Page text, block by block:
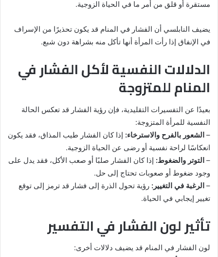
مستقرة أو قلق من أمر ما في الحياة الزوجية.
يضيف النابلسي أن الفشار في المنام قد يكون تحذيرًا من الإسراف
في الإنفاق إذا رأت المرأة أنها تأكل منه بشراهة دون شبع.
الدلالات النفسية لأكل الفشار في
المنام للمتزوجة
بعيدًا عن التفسيرات التقليدية، فإن رؤية الفشار قد تعكس الحالة
النفسية للمرأة المتزوجة:
– الشعور بالفرح والاسترخاء: إذا كان الفشار طيب المذاق، فقد يكون
انعكاسًا لراحة نفسية أو رضى عن الحياة الزوجية.
– التوتر والضغوط: إذا كان الفشار صلبًا أو صعب الأكل، فقد يدل على
وجود ضغوط أو صعوبات تحتاج إلى حل.
– الرغبة في التغيير: رؤية تحول الذرة إلى فشار قد ترمز إلى توقع
تغيير إيجابي في الحياة.
تأثير لون الفشار في التفسير
لون الفشار في المنام قد يضيف دلالات أخرى: